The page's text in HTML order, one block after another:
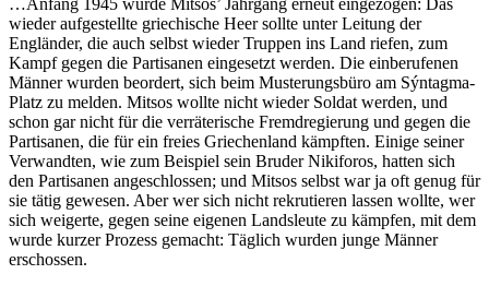
…Anfang 1945 wurde Mitsos’ Jahrgang erneut eingezogen: Das
wieder aufgestellte griechische Heer sollte unter Leitung der
Engländer, die auch selbst wieder Truppen ins Land riefen, zum
Kampf gegen die Partisanen eingesetzt werden. Die einberufenen
Männer wurden beordert, sich beim Musterungsbüro am Sýntagma-
Platz zu melden. Mitsos wollte nicht wieder Soldat werden, und
schon gar nicht für die verräterische Fremdregierung und gegen die
Partisanen, die für ein freies Griechenland kämpften. Einige seiner
Verwandten, wie zum Beispiel sein Bruder Nikiforos, hatten sich
den Partisanen angeschlossen; und Mitsos selbst war ja oft genug für
sie tätig gewesen. Aber wer sich nicht rekrutieren lassen wollte, wer
sich weigerte, gegen seine eigenen Landsleute zu kämpfen, mit dem
wurde kurzer Prozess gemacht: Täglich wurden junge Männer
erschossen.